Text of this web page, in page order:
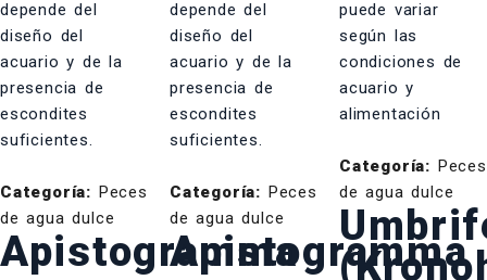
Categoría: Peces
de agua dulce
Apistogramma
Categoría: Peces
de agua dulce
Apistogramma
Categoría: Peces
de agua dulce